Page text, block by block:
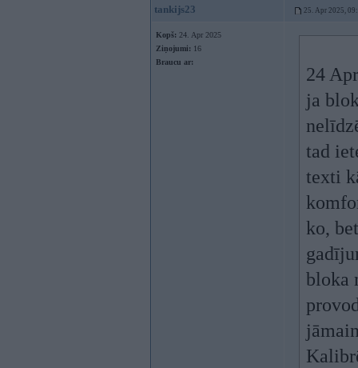
tankijs23 25. Apr 2025,
Kopš: 24. Apr 2025
Ziņojumi: 16
Braucu ar:
24
ja
tad
texti
ko,
bloka